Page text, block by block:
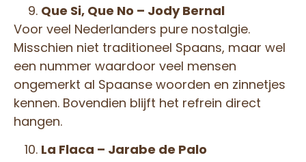
Que Si, Que No – Jody Bernal
Voor veel Nederlanders pure nostalgie.
Misschien niet traditioneel Spaans, maar wel
een nummer waardoor veel mensen
ongemerkt al Spaanse woorden en zinnetjes
kennen. Bovendien blijft het refrein direct
hangen.
La Flaca – Jarabe de Palo